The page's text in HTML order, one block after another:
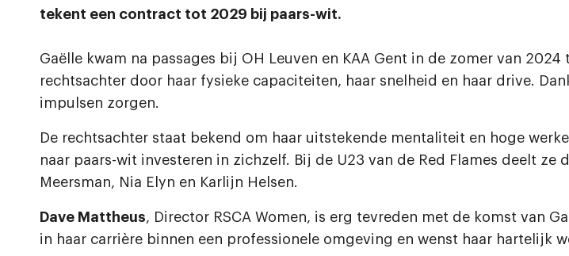
tekent een contract tot 2029 bij paars-wit.
Gaëlle kwam na passages bij OH Leuven en KAA Gent in de zomer van
rechtsachter door haar fysieke capaciteiten, haar snelheid en haar drive.
impulsen zorgen.
De rechtsachter staat bekend om haar uitstekende mentaliteit en hoge
naar paars-wit investeren in zichzelf. Bij de U23 van de Red Flames deelt ze
Meersman, Nia Elyn en Karlijn Helsen.
Dave Mattheus, Director RSCA Women, is erg tevreden met de komst van
in haar carrière binnen een professionele omgeving en wenst haar hartelijk